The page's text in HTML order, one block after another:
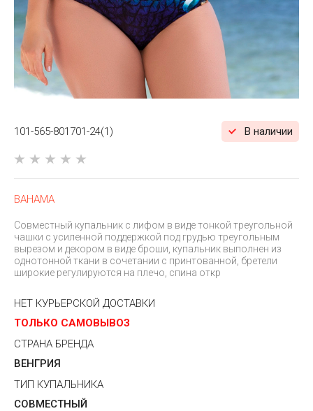
101-565-801701-24(1) В наличии
BAHAMA
Совместный купальник с лифом в виде тонкой треугольной
чашки с усиленной поддержкой под грудью треугольным
вырезом и декором в виде броши, купальник выполнен из
однотонной ткани в сочетании с принтованной, бретели
широкие регулируются на плечо, спина откр
НЕТ КУРЬЕРСКОЙ ДОСТАВКИ
ТОЛЬКО САМОВЫВОЗ
СТРАНА БРЕНДА
ВЕНГРИЯ
ТИП КУПАЛЬНИКА
СОВМЕСТНЫЙ